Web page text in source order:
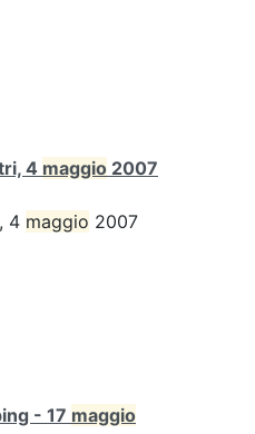
4 maggio 2007
4 maggio 2007
- 17 maggio